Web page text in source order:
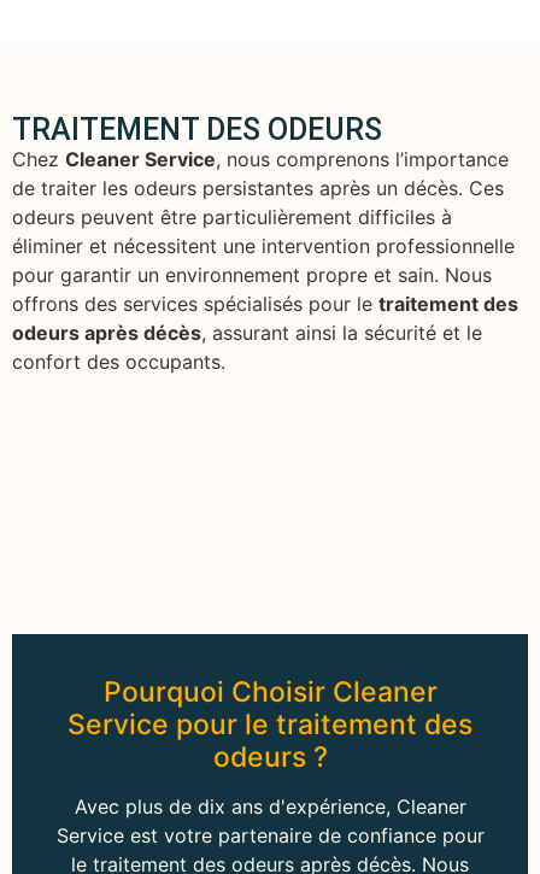
TRAITEMENT DES ODEURS
Chez Cleaner Service, nous comprenons l’importance
de traiter les odeurs persistantes après un décès. Ces
odeurs peuvent être particulièrement difficiles à
éliminer et nécessitent une intervention professionnelle
pour garantir un environnement propre et sain. Nous
offrons des services spécialisés pour le traitement des
odeurs après décès, assurant ainsi la sécurité et le
confort des occupants.
Pourquoi Choisir Cleaner
Service pour le traitement des
odeurs ?
Avec plus de dix ans d'expérience, Cleaner
Service est votre partenaire de confiance pour
le traitement des odeurs après décès. Nous